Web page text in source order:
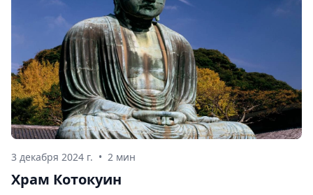
3 декабря 2024 г. • 2 мин
Храм Котокуин